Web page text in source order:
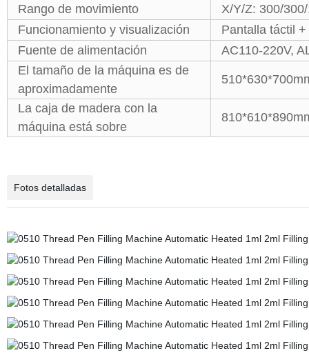
Rango de movimiento
X/Y/Z: 300/
Funcionamiento y visualización
Pantalla táctil
Fuente de alimentación
AC110-220V,
El tamaño de la máquina es de
aproximadamente
La caja de madera con la
máquina está sobre
Fotos detalladas